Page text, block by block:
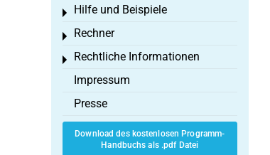
Hilfe und Beispiele
Toggle menu
Rechner
Toggle menu
Rechtliche Informationen
Toggle menu
Impressum
Presse
Download des kostenlosen Programm-
Handbuchs als .pdf Datei